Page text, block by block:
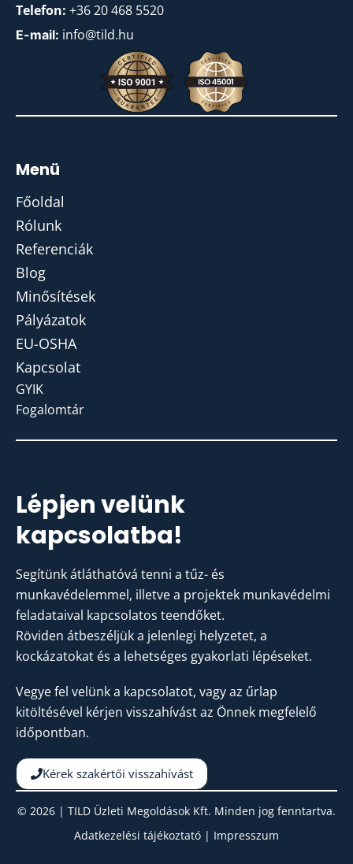
Telefon: +36 20 468 5520
E-mail: info@tild.hu
Menü
Főoldal
Rólunk
Referenciák
Blog
Minősítések
Pályázatok
EU-OSHA
Kapcsolat
GYIK
Fogalomtár
Lépjen velünk
kapcsolatba!
Segítünk átláthatóvá tenni a tűz- és
munkavédelemmel, illetve a projektek munkavédelmi
feladataival kapcsolatos teendőket.
Röviden átbeszéljük a jelenlegi helyzetet, a
kockázatokat és a lehetséges gyakorlati lépéseket.
Vegye fel velünk a kapcsolatot, vagy az űrlap
kitöltésével kérjen visszahívást az Önnek megfelelő
időpontban.
Kérek szakértői visszahívást
© 2026 | TILD Üzleti Megoldások Kft. Minden jog fenntartva.
Adatkezelési tájékoztató | Impresszum